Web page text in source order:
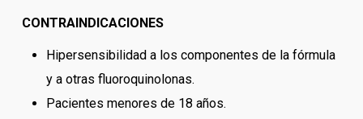
CONTRAINDICACIONES
Hipersensibilidad a los componentes de la fórmula
y a otras fluoroquinolonas.
Pacientes menores de 18 años.